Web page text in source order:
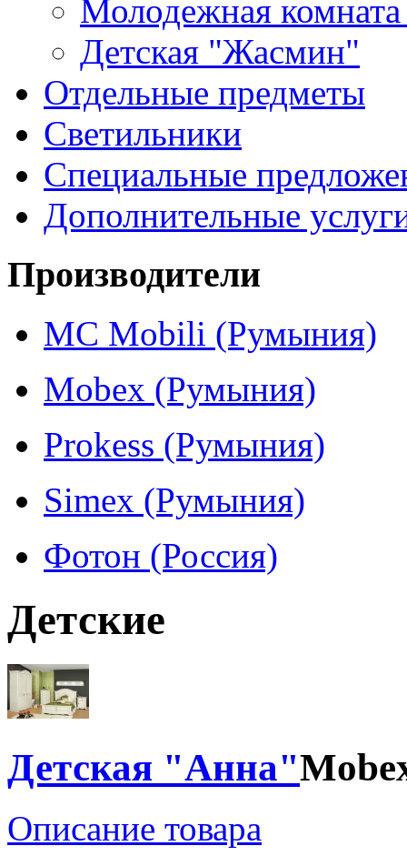
Молодежная
Детская "Жасмин"
Отдельные предметы
Светильники
Специальные
Дополнительные
Производители
MC Mobili (Румыния)
Mobex (Румыния)
Prokess (Румыния)
Simex (Румыния)
Фотон (Россия)
Детские
Детская "Анна"
Описание товара